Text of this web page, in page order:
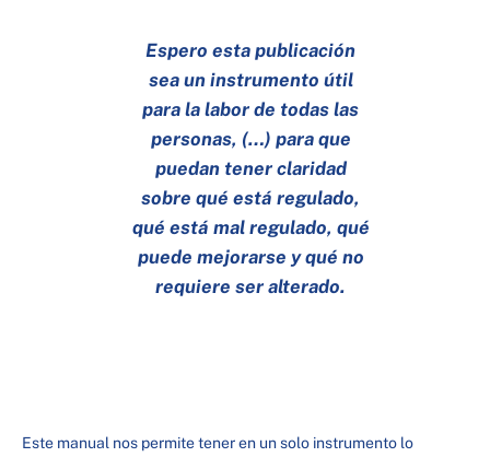
Espero esta publicación
sea un instrumento útil
para la labor de todas las
personas, (…) para que
puedan tener claridad
sobre qué está regulado,
qué está mal regulado, qué
puede mejorarse y qué no
requiere ser alterado.
Este manual nos permite tener en un solo instrumento lo